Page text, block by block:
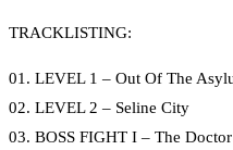
TRACKLISTING:
01. LEVEL 1 – Out Of The
02. LEVEL 2 – Seline City
03. BOSS FIGHT I – The Doctor